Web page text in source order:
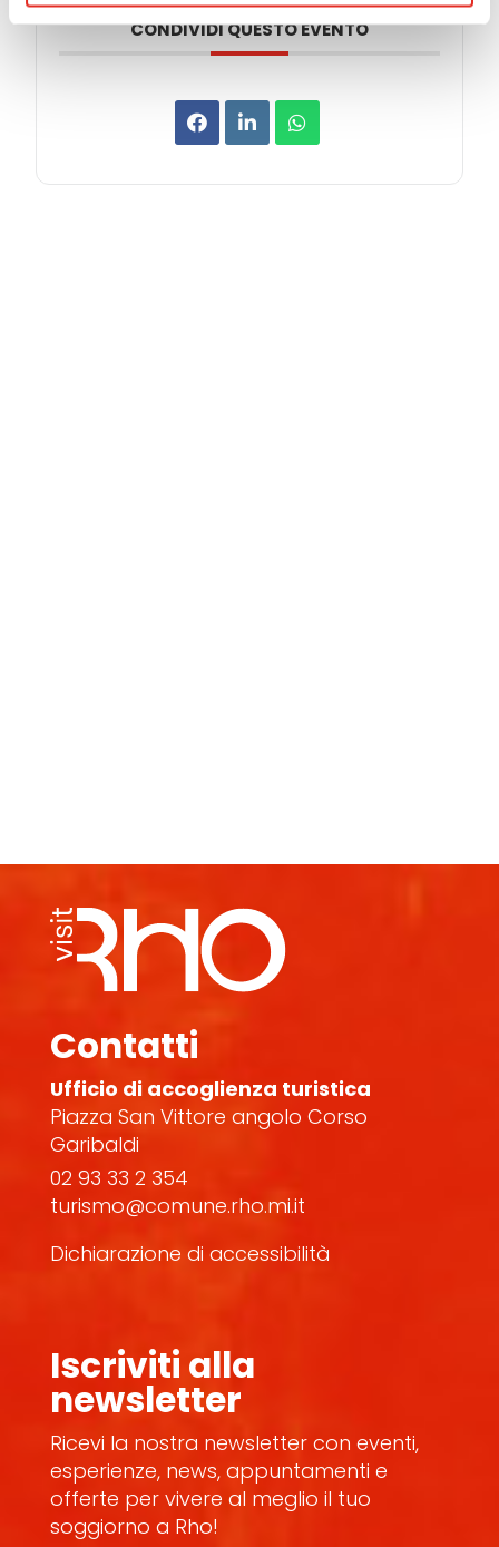
CONDIVIDI QUESTO EVENTO
Contatti
Ufficio di accoglienza turistica
Piazza San Vittore angolo Corso
Garibaldi
02 93 33 2 354
turismo@comune.rho.mi.it
Dichiarazione di accessibilità
Iscriviti alla
newsletter
Ricevi la nostra newsletter con eventi,
esperienze, news, appuntamenti e
offerte per vivere al meglio il tuo
soggiorno a Rho!